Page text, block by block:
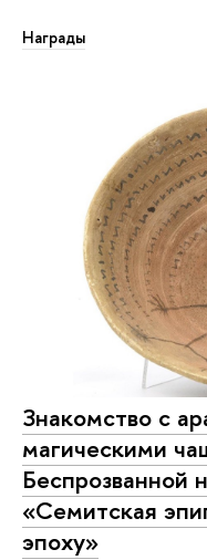
Награды
Знакомство с
магическими
Беспрозванной
«Семитская
эпоху»